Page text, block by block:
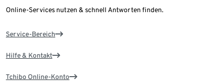
Online-Services nutzen & schnell Antworten finden.
Service-Bereich
Hilfe & Kontakt
Tchibo Online-Konto